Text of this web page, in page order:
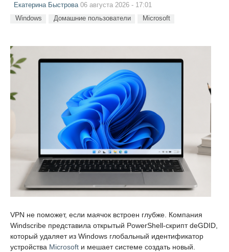
Екатерина Быстрова06 августа 2026 - 17:01
Windows Домашние пользователи Microsoft
VPN не поможет, если маячок встроен глубже. Компания
Windscribe представила открытый PowerShell-скрипт deGDID,
который удаляет из Windows глобальный идентификатор
устройства Microsoft и мешает системе создать новый.